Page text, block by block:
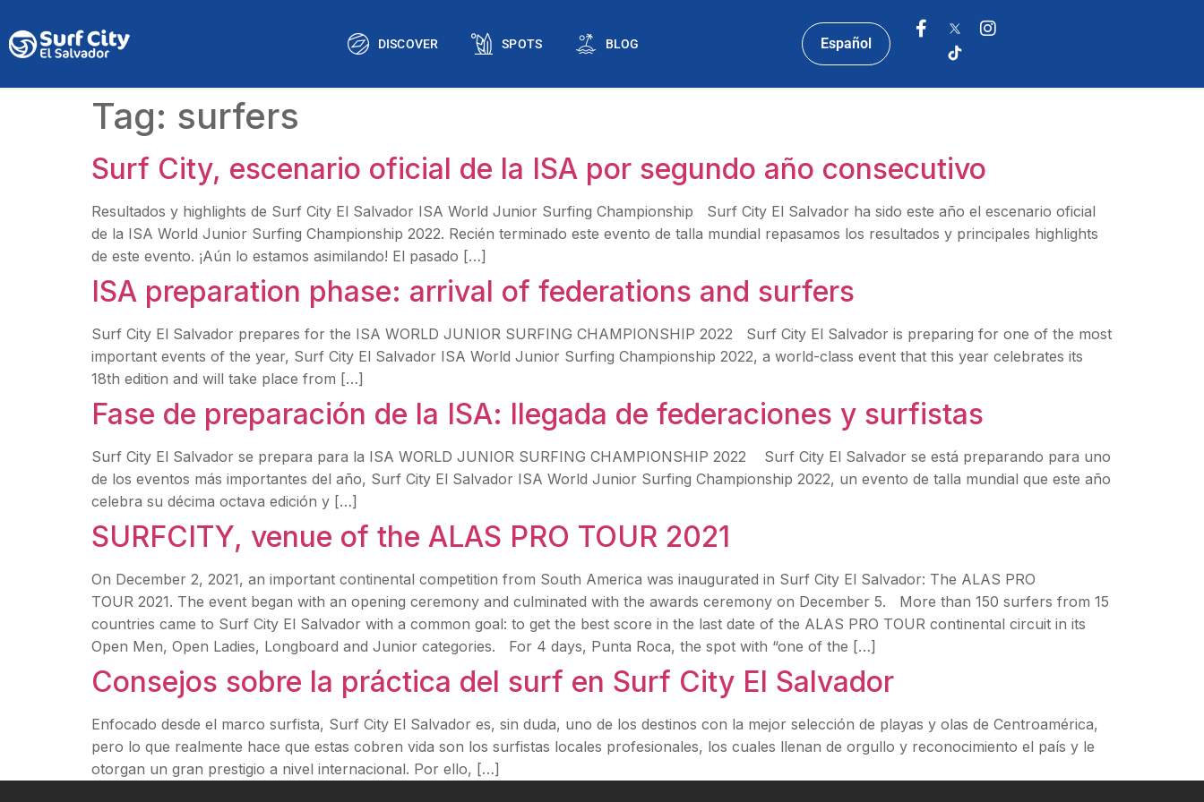
DISCOVER SPOTS BLOG Español
Tag: surfers
Surf City, escenario oficial de la ISA por segundo año consecutivo
Resultados y highlights de Surf City El Salvador ISA World Junior Surfing Championship Surf City El Salvador ha sido este año el escenario oficial
de la ISA World Junior Surfing Championship 2022. Recién terminado este evento de talla mundial repasamos los resultados y principales highlights
de este evento. ¡Aún lo estamos asimilando! El pasado […]
ISA preparation phase: arrival of federations and surfers
Surf City El Salvador prepares for the ISA WORLD JUNIOR SURFING CHAMPIONSHIP 2022 Surf City El Salvador is preparing for one of the most
important events of the year, Surf City El Salvador ISA World Junior Surfing Championship 2022, a world-class event that this year celebrates its
18th edition and will take place from […]
Fase de preparación de la ISA: llegada de federaciones y surfistas
Surf City El Salvador se prepara para la ISA WORLD JUNIOR SURFING CHAMPIONSHIP 2022 Surf City El Salvador se está preparando para uno
de los eventos más importantes del año, Surf City El Salvador ISA World Junior Surfing Championship 2022, un evento de talla mundial que este año
celebra su décima octava edición y […]
SURFCITY, venue of the ALAS PRO TOUR 2021
On December 2, 2021, an important continental competition from South America was inaugurated in Surf City El Salvador: The ALAS PRO
TOUR 2021. The event began with an opening ceremony and culminated with the awards ceremony on December 5. More than 150 surfers from 15
countries came to Surf City El Salvador with a common goal: to get the best score in the last date of the ALAS PRO TOUR continental circuit in its
Open Men, Open Ladies, Longboard and Junior categories. For 4 days, Punta Roca, the spot with “one of the […]
Consejos sobre la práctica del surf en Surf City El Salvador
Enfocado desde el marco surfista, Surf City El Salvador es, sin duda, uno de los destinos con la mejor selección de playas y olas de Centroamérica,
pero lo que realmente hace que estas cobren vida son los surfistas locales profesionales, los cuales llenan de orgullo y reconocimiento el país y le
otorgan un gran prestigio a nivel internacional. Por ello, […]